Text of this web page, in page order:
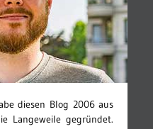
diesen Blog 2006 aus
Langeweile gegründet.